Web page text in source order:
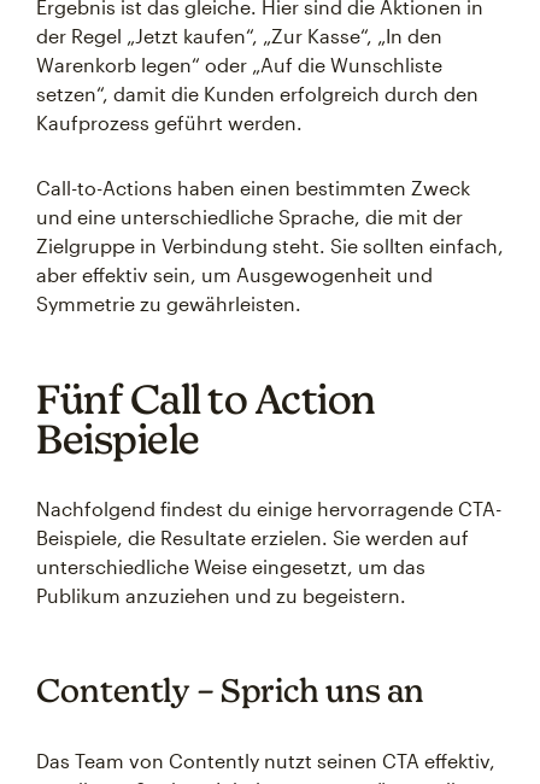
Ergebnis ist das gleiche. Hier sind die Aktionen in
der Regel „Jetzt kaufen“, „Zur Kasse“, „In den
Warenkorb legen“ oder „Auf die Wunschliste
setzen“, damit die Kunden erfolgreich durch den
Kaufprozess geführt werden.
Call-to-Actions haben einen bestimmten Zweck
und eine unterschiedliche Sprache, die mit der
Zielgruppe in Verbindung steht. Sie sollten einfach,
aber effektiv sein, um Ausgewogenheit und
Symmetrie zu gewährleisten.
Fünf Call to Action
Beispiele
Nachfolgend findest du einige hervorragende CTA-
Beispiele, die Resultate erzielen. Sie werden auf
unterschiedliche Weise eingesetzt, um das
Publikum anzuziehen und zu begeistern.
Contently – Sprich uns an
Das Team von Contently nutzt seinen CTA effektiv,